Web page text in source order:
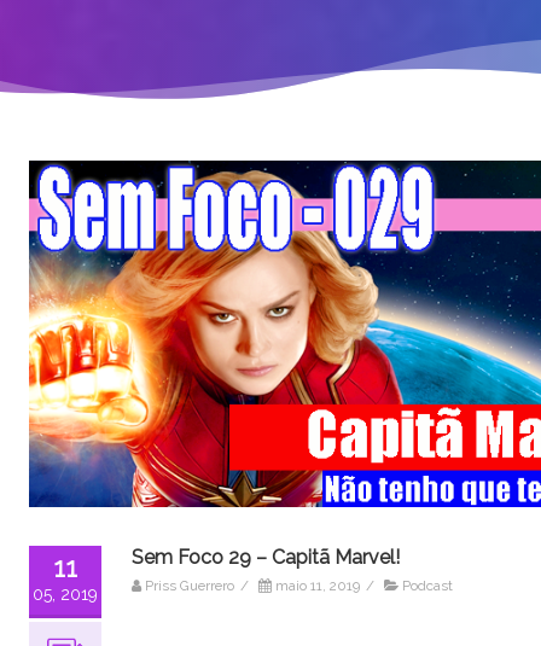
11
05, 2019
Sem Foco 29 – Capitã Marvel!
Priss Guerrero / maio 11, 2019 / Podcast